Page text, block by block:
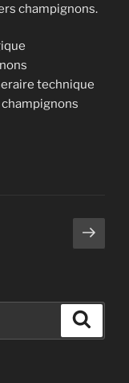
champignons.
technique
Page